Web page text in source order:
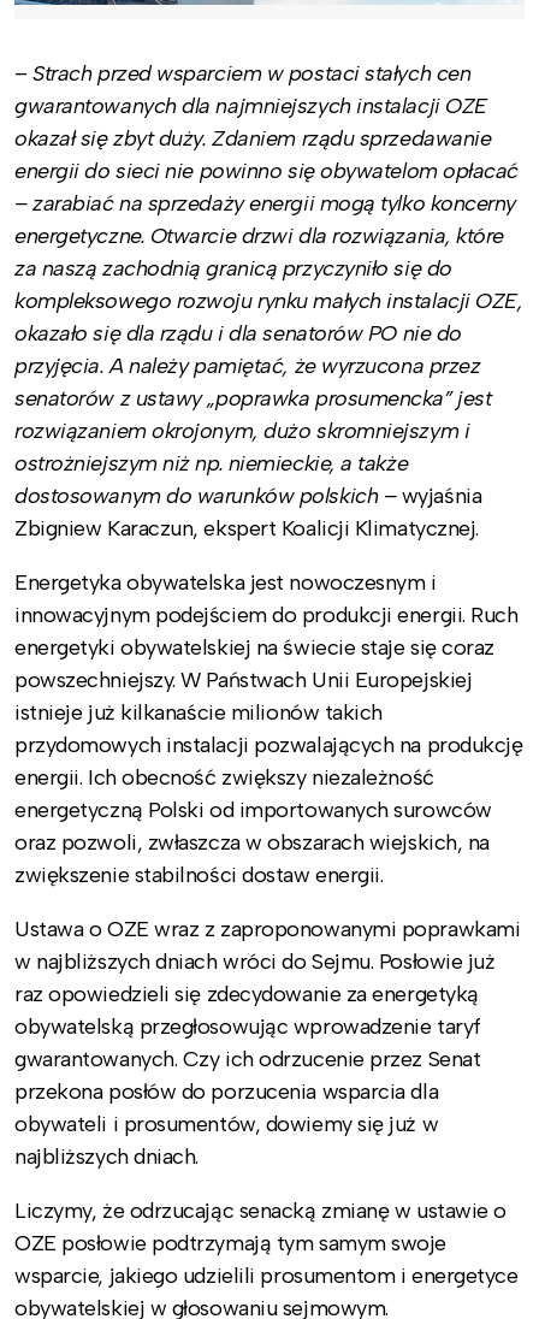
–Strach przed wsparciem w postaci stałych cen
gwarantowanych dla najmniejszych instalacji OZE
okazał się zbyt duży. Zdaniem rządu sprzedawanie
energii do sieci nie powinno się obywatelom opłacać
– zarabiać na sprzedaży energii mogą tylko koncerny
energetyczne. Otwarcie drzwi dla rozwiązania, które
za naszą zachodnią granicą przyczyniło się do
kompleksowego rozwoju rynku małych instalacji OZE,
okazało się dla rządu i dla senatorów PO nie do
przyjęcia. A należy pamiętać, że wyrzucona przez
senatorów z ustawy „poprawka prosumencka” jest
rozwiązaniem okrojonym, dużo skromniejszym i
ostrożniejszym niż np. niemieckie, a także
dostosowanym do warunków polskich –wyjaśnia
Zbigniew Karaczun, ekspert Koalicji Klimatycznej.
Energetyka obywatelska jest nowoczesnym i
innowacyjnym podejściem do produkcji energii. Ruch
energetyki obywatelskiej na świecie staje się coraz
powszechniejszy. W Państwach Unii Europejskiej
istnieje już kilkanaście milionów takich
przydomowych instalacji pozwalających na produkcję
energii. Ich obecność zwiększy niezależność
energetyczną Polski od importowanych surowców
oraz pozwoli, zwłaszcza w obszarach wiejskich, na
zwiększenie stabilności dostaw energii.
Ustawa o OZE wraz z zaproponowanymi poprawkami
w najbliższych dniach wróci do Sejmu. Posłowie już
raz opowiedzieli się zdecydowanie za energetyką
obywatelską przegłosowując wprowadzenie taryf
gwarantowanych. Czy ich odrzucenie przez Senat
przekona posłów do porzucenia wsparcia dla
obywateli i prosumentów, dowiemy się już w
najbliższych dniach.
Liczymy, że odrzucając senacką zmianę w ustawie o
OZE posłowie podtrzymają tym samym swoje
wsparcie, jakiego udzielili prosumentom i energetyce
obywatelskiej w głosowaniu sejmowym.